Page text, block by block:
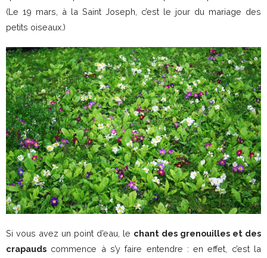
(Le 19 mars, à la Saint Joseph, c’est le jour du mariage des
petits oiseaux.)
Si vous avez un point d’eau, le chant des grenouilles et des
crapauds commence à s’y faire entendre : en effet, c’est la